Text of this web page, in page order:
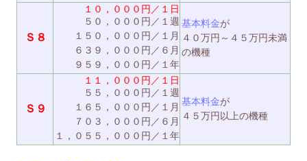
Ｓ８
１０，０００円／１日
５０，０００円／１週
１５０，０００円／１月
６３９，０００円／６月
９５９，０００円／１年
基本料金が
４０万円～４５万円未満
の機種
Ｓ９
１１，０００円／１日
５５，０００円／１週
１６５，０００円／１月
７０３，０００円／６月
１，０５５，０００円／１年
基本料金が
４５万円以上の機種